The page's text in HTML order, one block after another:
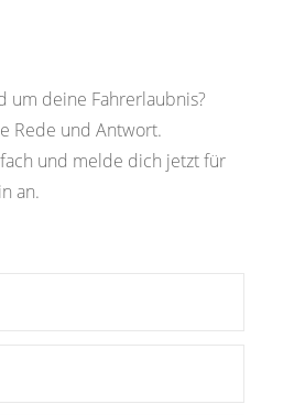
um deine Fahrerlaubnis?
Rede und Antwort.
und melde dich jetzt für
an.